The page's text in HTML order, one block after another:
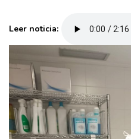
Leer noticia: